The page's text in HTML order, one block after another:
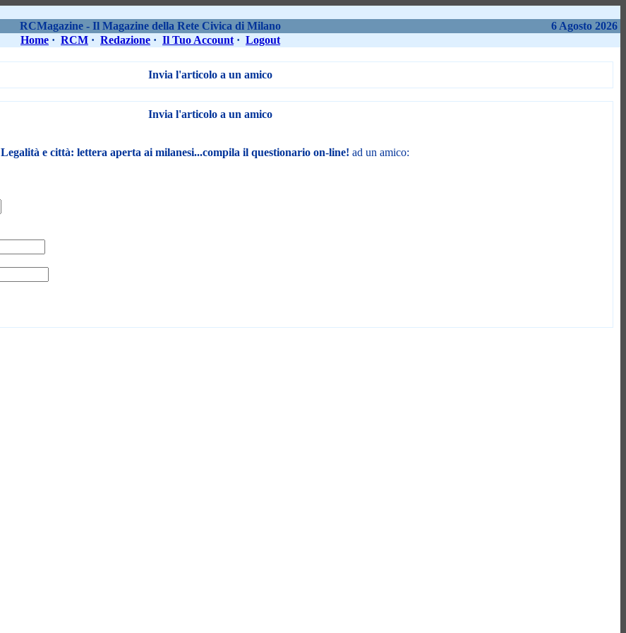
RCMagazine - Il Magazine della Rete Civica di Milano
6 Agosto 2026
Home · RCM · Redazione · Il Tuo Account · Logout
Invia l'articolo a un amico
Invia l'articolo a un amico
Legalità e città: lettera aperta ai milanesi...compila il questionario on-line! ad un amico: